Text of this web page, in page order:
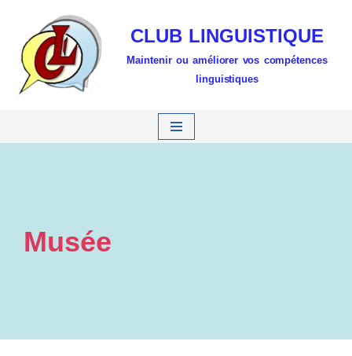
Aller
au
contenu
CLUB LINGUISTIQUE
Maintenir ou améliorer vos compétences
linguistiques
Musée